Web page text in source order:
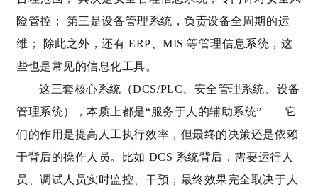
险管控； 第三是设备管理系统，负责设备全周期的运
维； 除此之外，还有 ERP、MIS 等管理信息系统，这
些也是常见的信息化工具。
这三套核心系统（DCS/PLC、安全管理系统、设备
管理系统），本质上都是“服务于人的辅助系统”——它
们的作用是提高人工执行效率，但最终的决策还是依赖
于背后的操作人员。比如 DCS 系统背后，需要运行人
员、调试人员实时监控、干预，最终效果完全取决于人